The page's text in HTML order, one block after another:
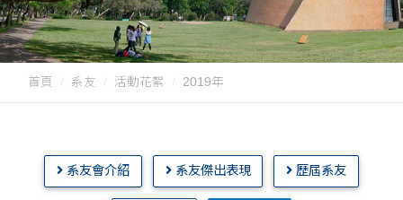
首頁 系友 活動花絮 2019年
系友會介紹 系友傑出表現 歷屆系友